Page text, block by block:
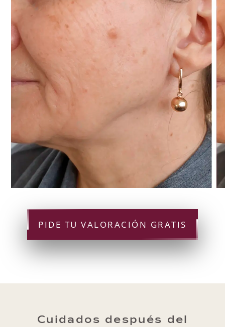
PIDE TU VALORACIÓN GRATIS
Cuidados después del